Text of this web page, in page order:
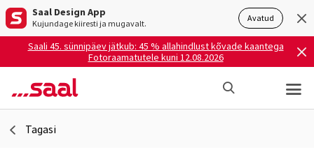
Saal Design App
Kujundage kiiresti ja mugavalt. Avatud
Saali 45. sünnipäev jätkub: 45 % allahindlust kõvade kaantega
Fotoraamatutele kuni 12.08.2026
Tagasi